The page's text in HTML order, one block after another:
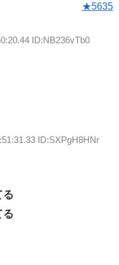
★5635
ID:NB236vTb0
ID:SXPgH8HNr
る
る